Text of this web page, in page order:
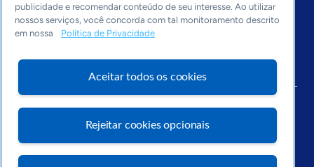
Economia & Política
Inovação & Tecnologia
Dados
publicidade e recomendar conteúdo de seu interesse. Ao utilizar
nossos serviços, você concorda com tal monitoramento descrito
em nossa
Política de Privacidade
Aceitar todos os cookies
Rejeitar cookies opcionais